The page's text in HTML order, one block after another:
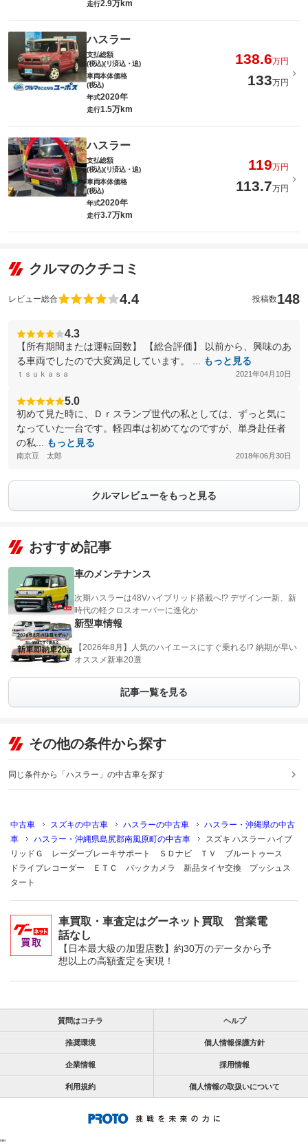
走行2.9万km
ハスラー
支払総額
(税込)(リ済込・追)
138.6万円
車両本体価格
(税込)
133万円
年式2020年
走行1.5万km
ハスラー
支払総額
(税込)(リ済込・追)
119万円
車両本体価格
(税込)
113.7万円
年式2020年
走行3.7万km
クルマのクチコミ
レビュー総合 4.4 投稿数148
4.3
【所有期間または運転回数】 【総合評価】 以前から、興味のあ
る車両でしたので大変満足しています。 ...
もっと見る
ｔｓｕｋａｓａ 2021年04月10日
5.0
初めて見た時に、Ｄｒスランプ世代の私としては、ずっと気に
なっていた一台です。軽四車は初めてなのですが、単身赴任者
の私...
もっと見る
南京豆 太郎 2018年06月30日
クルマレビューをもっと見る
おすすめ記事
車のメンテナンス
次期ハスラーは48Vハイブリッド搭載へ!? デザイン一新、新
時代の軽クロスオーバーに進化か
新型車情報
【2026年8月】人気のハイエースにすぐ乗れる!? 納期が早い
オススメ新車20選
記事一覧を見る
その他の条件から探す
同じ条件から「ハスラー」の中古車を探す
中古車 スズキの中古車 ハスラーの中古車
ハスラー・沖縄県の中古
車
ハスラー・沖縄県島尻郡南風原町の中古車
スズキ ハスラー ハイブ
リッドＧ レーダーブレーキサポート ＳＤナビ ＴＶ ブルートゥース
ドライブレコーダー ＥＴＣ バックカメラ 新品タイヤ交換 プッシュス
タート
車買取・車査定はグーネット買取 営業電
話なし
【日本最大級の加盟店数】約30万のデータから予
想以上の高額査定を実現！
質問はコチラ ヘルプ
推奨環境 個人情報保護方針
企業情報 採用情報
利用規約 個人情報の取扱いについて
""